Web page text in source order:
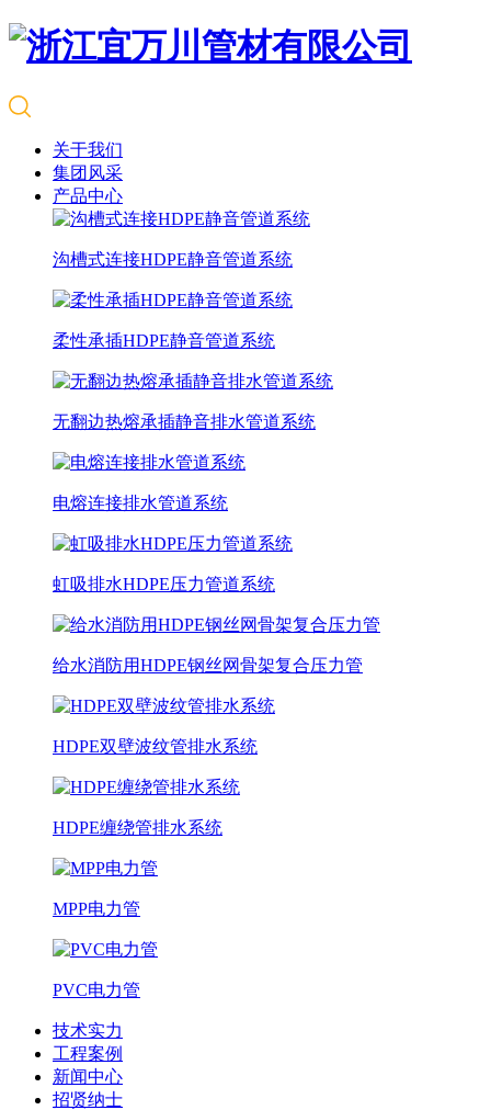
关于我们
集团风采
产品中心
沟槽式连接HDPE静音管道系统
柔性承插HDPE静音管道系统
无翻边热熔承插静音排水管道系统
电熔连接排水管道系统
虹吸排水HDPE压力管道系统
给水消防用HDPE钢丝网骨架复合压力管
HDPE双壁波纹管排水系统
HDPE缠绕管排水系统
MPP电力管
PVC电力管
技术实力
工程案例
新闻中心
招贤纳士